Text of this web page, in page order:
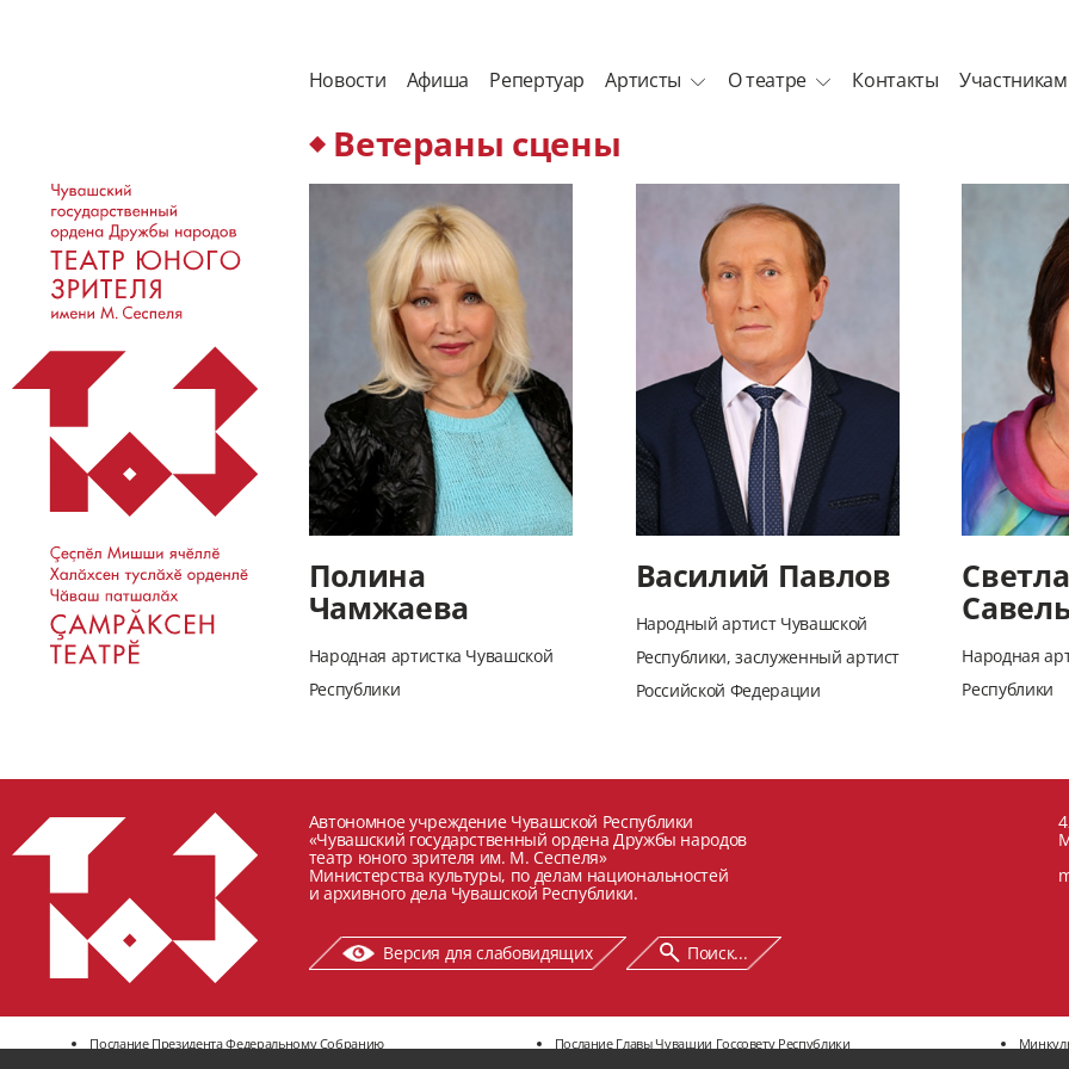
Новости Афиша Репертуар Артисты О театре Контакты
Ветераны сцены
Полина
Чамжаева
Народная артистка Чувашской
Республики
Василий Павлов
Народный артист Чувашской
Республики, заслуженный артист
Российской Федерации
Народная
Республики
Автономное учреждение Чувашской Республики
«Чувашский государственный ордена Дружбы народов
театр юного зрителя им. М. Сеспеля»
Министерства культуры, по делам национальностей
и архивного дела Чувашской Республики.
Версия для слабовидящих Поиск...
Послание Президента Федеральному Собранию Послание Главы Чувашии Госсовету Республики